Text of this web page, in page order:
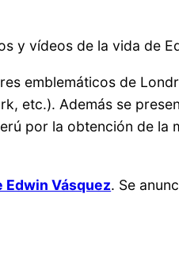
y vídeos de la vida de
emblemáticos de
etc.). Además se
por la obtención de la
Edwin Vásquez. Se